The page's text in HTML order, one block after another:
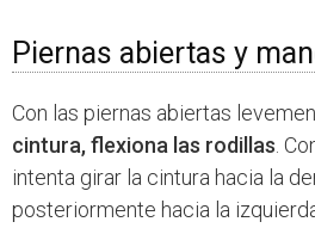
Piernas abiertas y
Con las piernas abiertas
cintura, flexiona las rodillas .
intenta girar la cintura hacia la
posteriormente hacia la